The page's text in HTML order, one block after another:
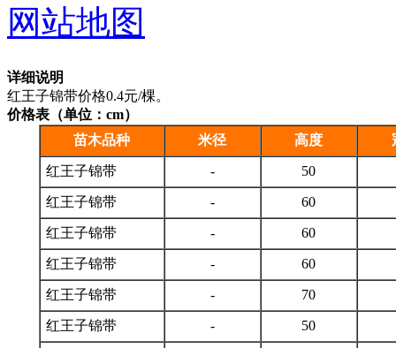
详细说明
红王子锦带价格0.4元/棵。
价格表（单位：cm）
苗木品种
米径 高度
红王子锦带 - 50
红王子锦带 - 60
红王子锦带 - 60
红王子锦带 - 60
红王子锦带 - 70
红王子锦带 - 50
网站地图